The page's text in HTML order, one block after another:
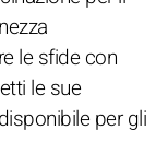
le sfide con
le sue
per gli